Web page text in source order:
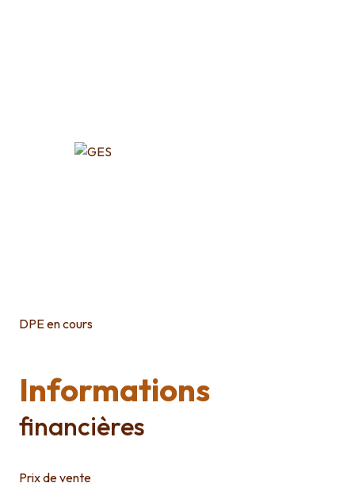
DPE en cours
Informations
financières
Prix de vente